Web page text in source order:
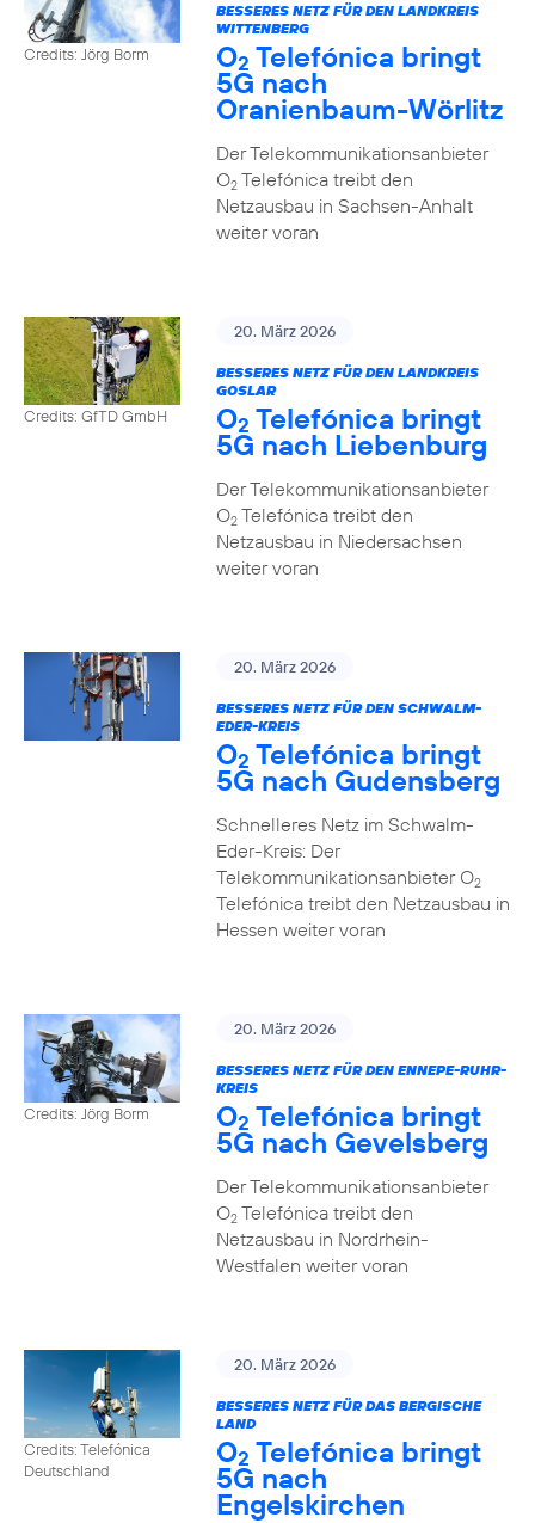
Credits: Jörg Borm
BESSERES NETZ FÜR DEN LANDKREIS
WITTENBERG
O2 Telefónica bringt
5G nach
Oranienbaum-Wörlitz
Der Telekommunikationsanbieter
O2Telefónica treibt den
Netzausbau in Sachsen-Anhalt
weiter voran
Credits: GfTD GmbH
20. März 2026
BESSERES NETZ FÜR DEN LANDKREIS
GOSLAR
O2 Telefónica bringt
5G nach Liebenburg
Der Telekommunikationsanbieter
O2Telefónica treibt den
Netzausbau in Niedersachsen
weiter voran
20. März 2026
BESSERES NETZ FÜR DEN SCHWALM-
EDER-KREIS
O2 Telefónica bringt
5G nach Gudensberg
Schnelleres Netz im Schwalm-
Eder-Kreis: Der
Telekommunikationsanbieter O2
Telefónica treibt den Netzausbau in
Hessen weiter voran
Credits: Jörg Borm
20. März 2026
BESSERES NETZ FÜR DEN ENNEPE-RUHR-
KREIS
O2 Telefónica bringt
5G nach Gevelsberg
Der Telekommunikationsanbieter
O2Telefónica treibt den
Netzausbau in Nordrhein-
Westfalen weiter voran
Credits: Telefónica
Deutschland
20. März 2026
BESSERES NETZ FÜR DAS BERGISCHE
LAND
O2 Telefónica bringt
5G nach
Engelskirchen